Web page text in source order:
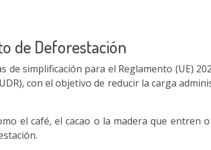
de Deforestación
de simplificación para el Reglamento (UE)
con el objetivo de reducir la carga
el café, el cacao o la madera que entren